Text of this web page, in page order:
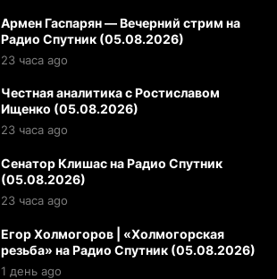
Армен Гаспарян — Вечерний стрим на
Радио Спутник (05.08.2026)
23 часа ago
Честная аналитика с Ростиславом
Ищенко (05.08.2026)
23 часа ago
Сенатор Клишас на Радио Спутник
(05.08.2026)
23 часа ago
Егор Холмогоров | «Холмогорская
резьба» на Радио Спутник (05.08.2026)
1 день ago